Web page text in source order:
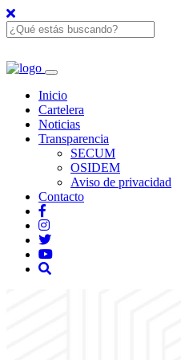
Inicio
Cartelera
Noticias
Transparencia
SECUM
OSIDEM
Aviso de privacidad
Contacto